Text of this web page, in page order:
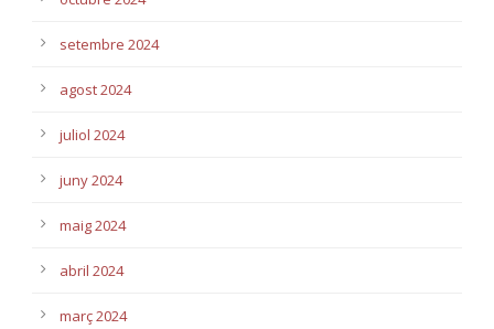
setembre 2024
agost 2024
juliol 2024
juny 2024
maig 2024
abril 2024
març 2024